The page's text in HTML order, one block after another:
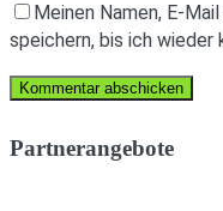
Meinen Namen, E-
speichern, bis ich wieder
Partnerangebote